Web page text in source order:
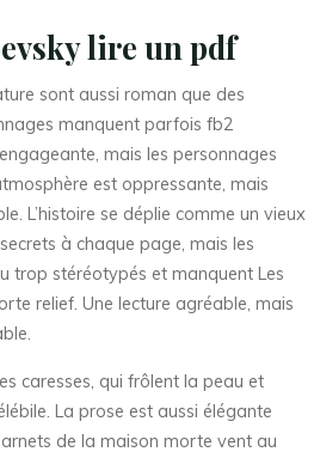
lire un pdf
sont aussi roman que des
manquent parfois fb2
mais les personnages
est oppressante, mais
L’histoire se déplie comme un vieux
à chaque page, mais les
trop stéréotypés et manquent Les
relief. Une lecture agréable, mais
caresses, qui frôlent la peau et
La prose est aussi élégante
de la maison morte vent au